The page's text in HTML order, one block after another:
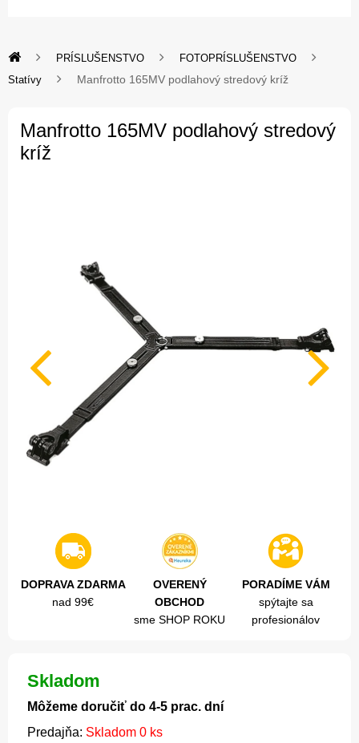
PRÍSLUŠENSTVO
FOTOPRÍSLUŠENSTVO
Statívy
Manfrotto 165MV podlahový stredový kríž
Manfrotto 165MV podlahový stredový
kríž
DOPRAVA ZDARMA
nad 99€
OVERENÝ
OBCHOD
sme SHOP ROKU
PORADÍME VÁM
spýtajte sa
profesionálov
Skladom
Môžeme doručiť do 4-5 prac. dní
Predajňa: Skladom 0 ks